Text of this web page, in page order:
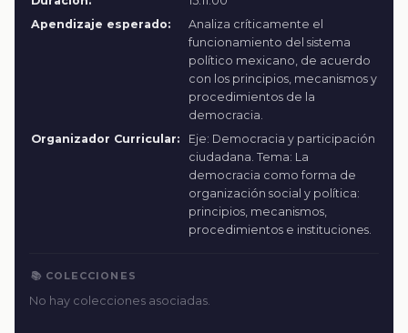
Apendizaje esperado:
Analiza críticamente el
funcionamiento del sistema
político mexicano, de acuerdo
con los principios, mecanismos y
procedimientos de la
democracia.
Organizador Curricular:
Eje: Democracia y participación
ciudadana. Tema: La
democracia como forma de
organización social y política:
principios, mecanismos,
procedimientos e instituciones.
📚 COLECCIONES
No hay colecciones asociadas.